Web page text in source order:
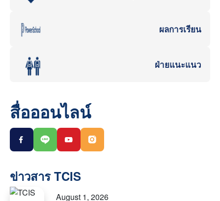
ผลการเรียน
ฝ่ายแนะแนว
สื่อออนไลน์
August 1, 2026